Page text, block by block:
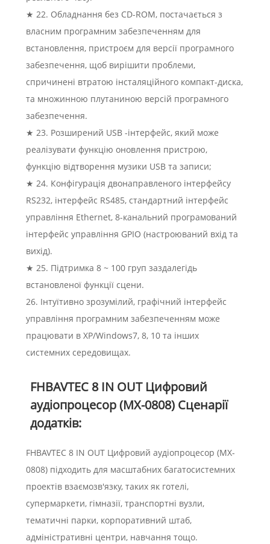
★ 22. Обладнання без CD-ROM, постачається з
власним програмним забезпеченням для
встановлення, пристроєм для версії програмного
забезпечення, щоб вирішити проблеми,
спричинені втратою інсталяційного компакт-диска,
та множинною плутаниною версій програмного
забезпечення.
★ 23. Розширений USB -інтерфейс, який може
реалізувати функцію оновлення пристрою,
функцію відтворення музики USB та записи;
★ 24. Конфігурація двонаправленого інтерфейсу
RS232, інтерфейс RS485, стандартний інтерфейс
управління Ethernet, 8-канальний програмований
інтерфейс управління GPIO (настроюваний вхід та
вихід).
★ 25. Підтримка 8 ~ 100 груп заздалегідь
встановленої функції сцени.
26. Інтуїтивно зрозумілий, графічний інтерфейс
управління програмним забезпеченням може
працювати в XP/Windows7, 8, 10 та інших
системних середовищах.
FHBAVTEC 8 IN OUT Цифровий
аудіопроцесор (MX-0808) Сценарії
додатків:
FHBAVTEC 8 IN OUT Цифровий аудіопроцесор (MX-
0808) підходить для масштабних багатосистемних
проектів взаємозв'язку, таких як готелі,
супермаркети, гімназії, транспортні вузли,
тематичні парки, корпоративний штаб,
адміністративні центри, навчання тощо.